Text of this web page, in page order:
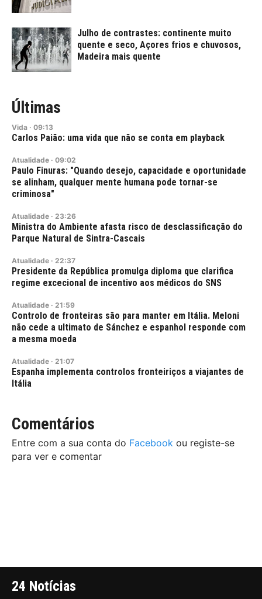
Julho de contrastes: continente muito
quente e seco, Açores frios e chuvosos,
Madeira mais quente
Últimas
Vida · 09:13
Carlos Paião: uma vida que não se conta em playback
Atualidade · 09:02
Paulo Finuras: "Quando desejo, capacidade e oportunidade
se alinham, qualquer mente humana pode tornar-se
criminosa"
Atualidade · 23:26
Ministra do Ambiente afasta risco de desclassificação do
Parque Natural de Sintra-Cascais
Atualidade · 22:37
Presidente da República promulga diploma que clarifica
regime excecional de incentivo aos médicos do SNS
Atualidade · 21:59
Controlo de fronteiras são para manter em Itália. Meloni
não cede a ultimato de Sánchez e espanhol responde com
a mesma moeda
Atualidade · 21:07
Espanha implementa controlos fronteiriços a viajantes de
Itália
Comentários
Entre com a sua conta do Facebook ou registe-se
para ver e comentar
24 Notícias